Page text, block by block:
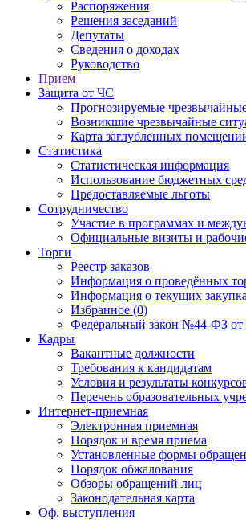
Распоряжения
Решения заседаний
Депутаты
Сведения о доходах
Руководство
Прием
Защита от ЧС
Прогнозируемые
Возникшие чрезвычайные
Карта заглубленных
Статистика
Статистическая информация
Использование бюджетных
Предоставляемые льготы
Сотрудничество
Участие в программах и
Официальные визиты и
Торги
Реестр заказов
Информация о проведённых
Информация о текущих
Избранное (0)
Федеральный закон №44-ФЗ от
Кадры
Вакантные должности
Требования к кандидатам
Условия и результаты
Перечень образовательных
Интернет-приемная
Электронная приемная
Порядок и время приема
Установленные формы
Порядок обжалования
Обзоры обращений лиц
Законодательная карта
Оф. выступления